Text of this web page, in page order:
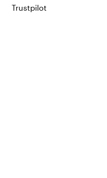
Trustpilot